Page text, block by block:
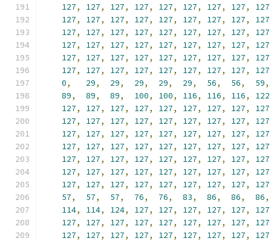
127, 127, 127, 127, 127, 127, 127, 127, 127
127, 127, 127, 127, 127, 127, 127, 127, 127
127, 127, 127, 127, 127, 127, 127, 127, 127
127, 127, 127, 127, 127, 127, 127, 127, 127
127, 127, 127, 127, 127, 127, 127, 127, 127
127, 127, 127, 127, 127, 127, 127, 127, 127
0, 29, 29, 29, 29, 29, 56, 56, 59,
89, 89, 89, 100, 100, 116, 116, 116, 122
127, 127, 127, 127, 127, 127, 127, 127, 127
127, 127, 127, 127, 127, 127, 127, 127, 127
127, 127, 127, 127, 127, 127, 127, 127, 127
127, 127, 127, 127, 127, 127, 127, 127, 127
127, 127, 127, 127, 127, 127, 127, 127, 127
127, 127, 127, 127, 127, 127, 127, 127, 127
127, 127, 127, 127, 127, 127, 127, 127, 127
57, 57, 57, 76, 76, 83, 86, 86, 86,
114, 114, 124, 127, 127, 127, 127, 127, 127
127, 127, 127, 127, 127, 127, 127, 127, 127
127, 127, 127, 127, 127, 127, 127, 127, 127